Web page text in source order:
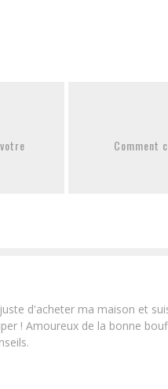
Comment
d'acheter ma maison et
! Amoureux de la bonne